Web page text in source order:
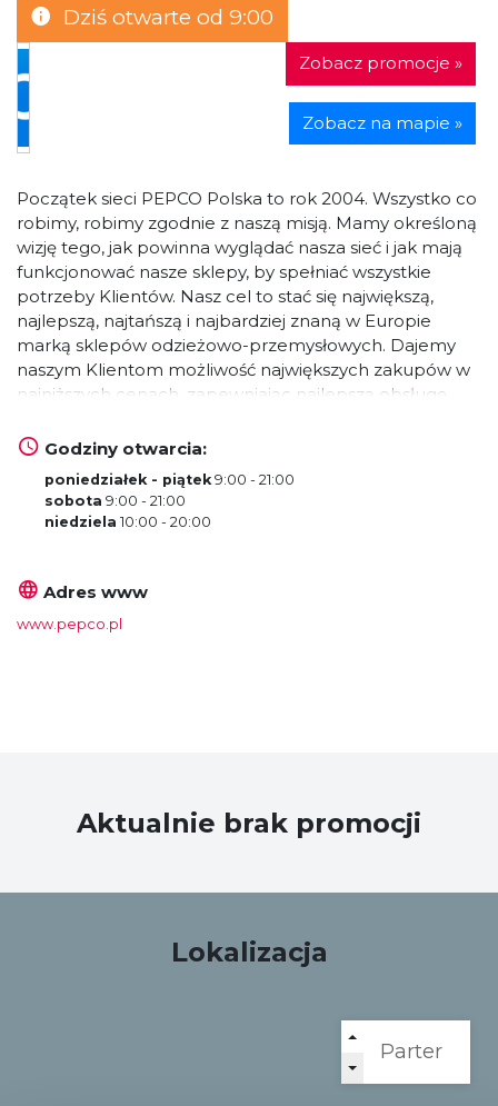
Dziś otwarte od 9:00
Zobacz promocje »
Zobacz na mapie »
Początek sieci PEPCO Polska to rok 2004. Wszystko co
robimy, robimy zgodnie z naszą misją. Mamy określoną
wizję tego, jak powinna wyglądać nasza sieć i jak mają
funkcjonować nasze sklepy, by spełniać wszystkie
potrzeby Klientów. Nasz cel to stać się największą,
najlepszą, najtańszą i najbardziej znaną w Europie
marką sklepów odzieżowo-przemysłowych. Dajemy
naszym Klientom możliwość największych zakupów w
najniższych cenach, zapewniając najlepszą obsługę.
ofertą!Godziny otwarcia:
poniedziałek - piątek 9:00 - 21:00
sobota 9:00 - 21:00
niedziela 10:00 - 20:00
Adres www
www.pepco.pl
Aktualnie brak promocji
Lokalizacja